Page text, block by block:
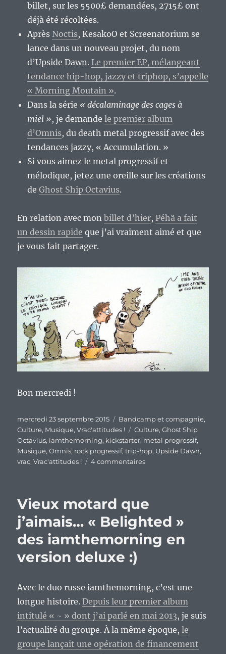
billet, sur les 5500£ demandées, 2715£ ont
déjà été récoltées.
Après Noctis, KesakoO et Screenatorium se
lance dans un nouveau projet, du nom
d’Upside Dawn. Le premier EP, mélangeant
tendance hip-hop, jazzy et triphop, s’appelle
« Morning Moutain ».
Dans la série « décalaminage des cages à
miel », je demandele premier album
d’Omnis, du death metal progressif avec des
tendances jazzy, « Accumulation. »
Si vous aimez le metal progressif et
mélodique, jetez une oreille sur les créations
deGhost Ship Octavius.
En relation avec monbillet d’hier, Péhä a fait
un dessin rapide que j’ai vraiment aimé et que
je vous fait partager.
Bon mercredi !
Publié
le
mercredi 23 septembre 2015 Catégories
Bandcamp et compagnie,
Culture, Musique,Vrac'attitudes ! Étiquettes
Culture,Ghost Ship
Octavius, iamthemorning, kickstarter, metal progressif,
Musique,Omnis, rock progressif,trip-hop, Upside Dawn,
vrac,Vrac'attitudes ! 4 commentairessur
et
mercurien.
Vieux motard que
j’aimais… « Belighted »
des iamthemorning en
version deluxe :)
Avec le duo russe iamthemorning, c’est une
longue histoire.Depuis leur premier album
intitulé « ~ » dont j’ai parlé en mai 2013, je suis
l’actualité du groupe. À la même époque,le
groupe lançait une opération de financement